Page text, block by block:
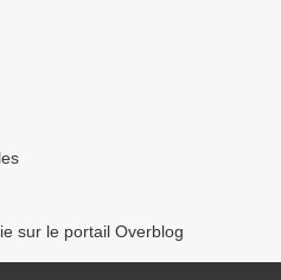
sur le portail Overblog